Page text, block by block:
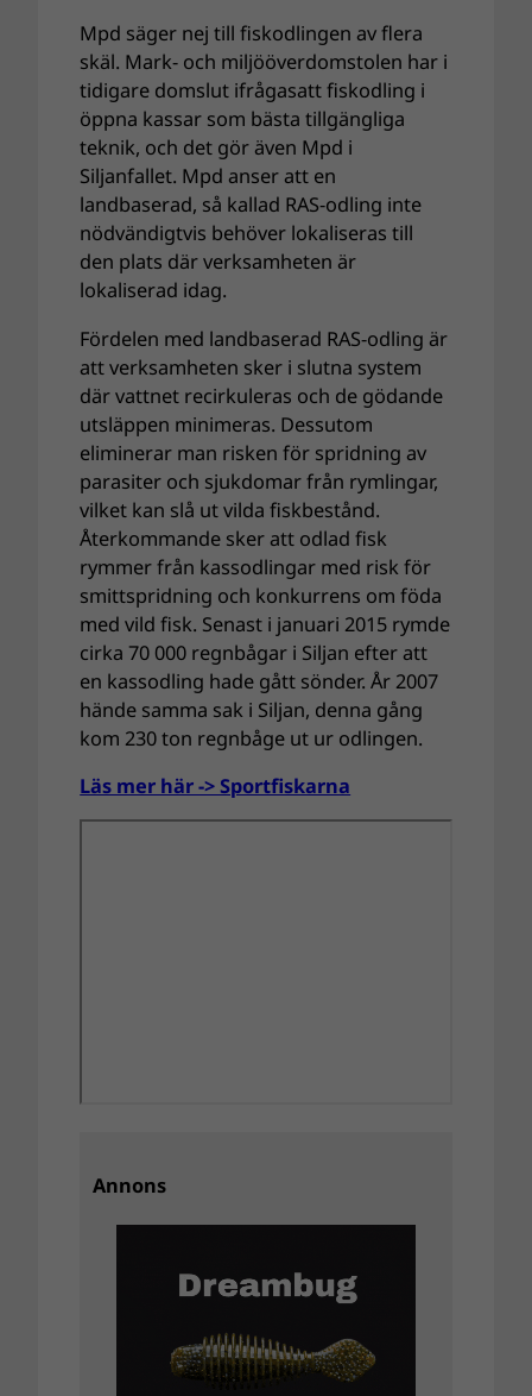
Mpd säger nej till fiskodlingen av flera
skäl. Mark- och miljööverdomstolen har i
tidigare domslut ifrågasatt fiskodling i
öppna kassar som bästa tillgängliga
teknik, och det gör även Mpd i
Siljanfallet. Mpd anser att en
landbaserad, så kallad RAS-odling inte
nödvändigtvis behöver lokaliseras till
den plats där verksamheten är
lokaliserad idag.
Fördelen med landbaserad RAS-odling är
att verksamheten sker i slutna system
där vattnet recirkuleras och de gödande
utsläppen minimeras. Dessutom
eliminerar man risken för spridning av
parasiter och sjukdomar från rymlingar,
vilket kan slå ut vilda fiskbestånd.
Återkommande sker att odlad fisk
rymmer från kassodlingar med risk för
smittspridning och konkurrens om föda
med vild fisk. Senast i januari 2015 rymde
cirka 70 000 regnbågar i Siljan efter att
en kassodling hade gått sönder. År 2007
hände samma sak i Siljan, denna gång
kom 230 ton regnbåge ut ur odlingen.
Läs mer här -> Sportfiskarna
Annons